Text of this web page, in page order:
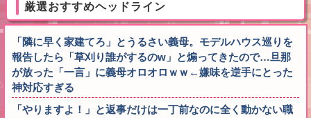
厳選おすすめヘッドライン
「隣に早く家建てろ」とうるさい義母。モデルハウス巡りを
報告したら「草刈り誰がするのw」と煽ってきたので…旦那
が放った「一言」に義母オロオロｗｗ←嫌味を逆手にとった
神対応すぎる
「やりますよ！」と返事だけは一丁前なのに全く動かない職